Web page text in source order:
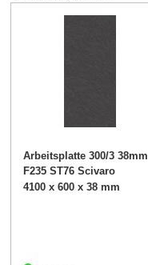
Arbeitsplatte 300/3 38mm
F235 ST76 Scivaro
Schiefer
4100 x 600 x 38 mm